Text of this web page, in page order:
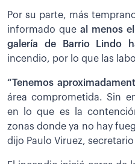
Por su parte, más
informado queal menos
galería de Barrio Lindo
incendio, por lo que las
“Tenemos
área comprometida. Sin
en lo que es la
zonas donde ya no hay
dijo Paulo Viruez,